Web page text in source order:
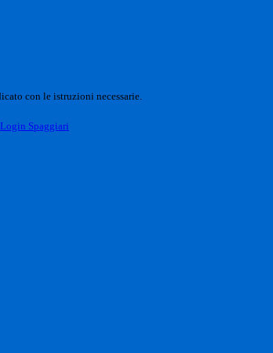
con le istruzioni necessarie.
Login Spaggiari